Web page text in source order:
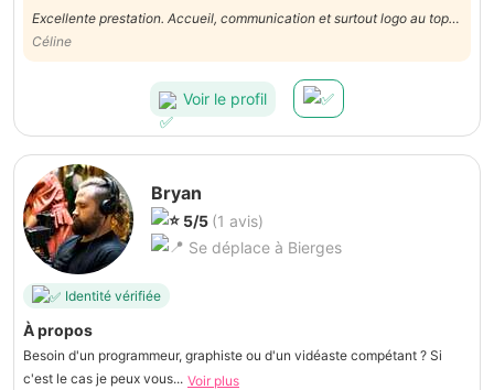
Excellente prestation. Accueil, communication et surtout logo au top !
Je recommande vivement et en plus chouette rencontre ! Je referai
d’office appel aux services de Chantal si besoin. Merci 🙏
Céline
Voir le profil
Bryan
5/5 (1 avis)
Se déplace à Bierges
Identité vérifiée
À propos
Besoin d'un programmeur, graphiste ou d'un vidéaste compétant ? Si
c'est le cas je peux vous... Voir plus